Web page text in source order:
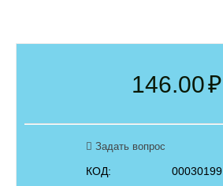
146.00₽
Задать вопрос
КОД:
00030199